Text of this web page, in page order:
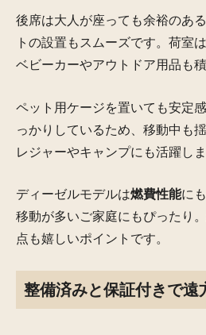
後席は大人が座っても余裕のあ
トの設置もスムーズです。荷室
ベビーカーやアウトドア用品も
ペット用ケージを置いても安定
っかりしているため、移動中も
レジャーやキャンプにも活躍しま
ディーゼルモデルは燃費性能に
移動が多いご家庭にもぴったり
点も嬉しいポイントです。
整備済みと保証付きで遠